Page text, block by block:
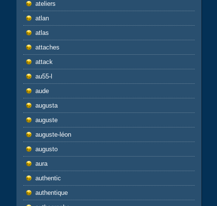
ateliers
atlan
atlas
attaches
attack
au55-l
aude
augusta
auguste
auguste-léon
augusto
aura
authentic
authentique